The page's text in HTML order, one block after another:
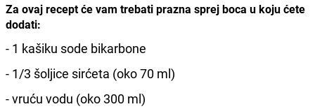
Za ovaj recept će vam trebati prazna sprej boca u koju ćete
dodati:
- 1 kašiku sode bikarbone
- 1/3 šoljice sirćeta (oko 70 ml)
- vruću vodu (oko 300 ml)